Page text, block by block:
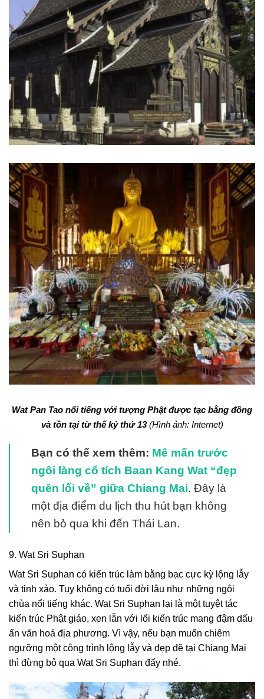
Wat Pan Tao nổi tiếng với tượng Phật được tạc bằng đồng
và tồn tại từ thế kỷ thứ 13(Hình ảnh: Internet)
Bạn có thể xem thêm: Mê mẩn trước
ngôi làng cổ tích Baan Kang Wat “đẹp
quên lối về” giữa Chiang Mai. Đây là
một địa điểm du lịch thu hút bạn không
nên bỏ qua khi đến Thái Lan.
9. Wat Sri Suphan
Wat Sri Suphan có kiến trúc làm bằng bạc cực kỳ lộng lẫy
và tinh xảo. Tuy không có tuổi đời lâu như những ngôi
chùa nổi tiếng khác. Wat Sri Suphan lại là một tuyệt tác
kiến trúc Phật giáo, xen lẫn với lối kiến trúc mang đậm dấu
ấn văn hoá địa phương. Vì vậy, nếu bạn muốn chiêm
ngưỡng một công trình lộng lẫy và đẹp đẽ tại Chiang Mai
thì đừng bỏ qua Wat Sri Suphan đấy nhé.